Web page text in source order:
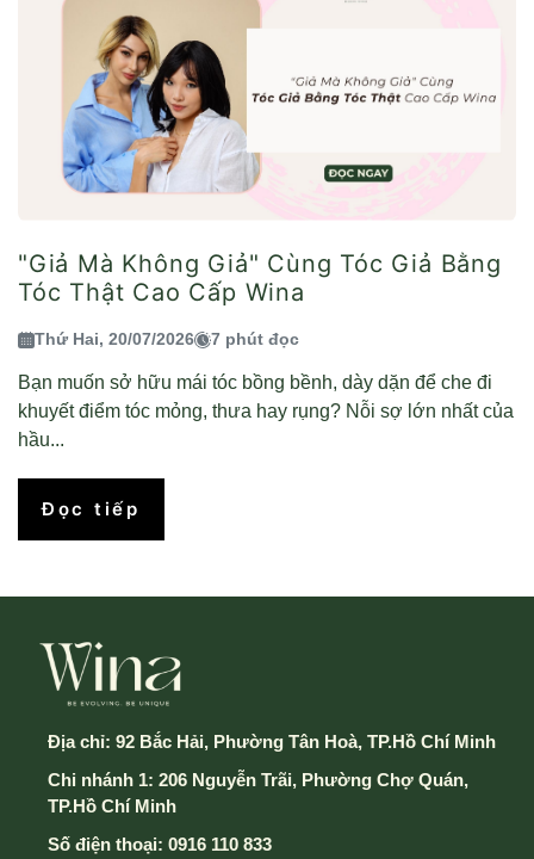
"Giả Mà Không Giả" Cùng Tóc Giả Bằng
Tóc Thật Cao Cấp Wina
Thứ Hai, 20/07/2026 7 phút đọc
Bạn muốn sở hữu mái tóc bồng bềnh, dày dặn để che đi
khuyết điểm tóc mỏng, thưa hay rụng? Nỗi sợ lớn nhất của
hầu...
Đọc tiếp
Địa chỉ: 92 Bắc Hải, Phường Tân Hoà, TP.Hồ Chí Minh
Chi nhánh 1: 206 Nguyễn Trãi, Phường Chợ Quán,
TP.Hồ Chí Minh
Số điện thoại: 0916 110 833